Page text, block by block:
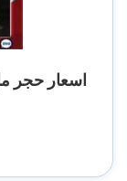
اسعار حجر